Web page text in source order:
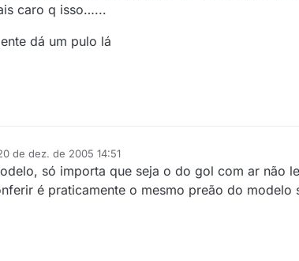
caro q isso…...
dá um pulo lá
de dez. de 2005 14:51
só importa que seja o do gol com ar não
é praticamente o mesmo preão do modelo